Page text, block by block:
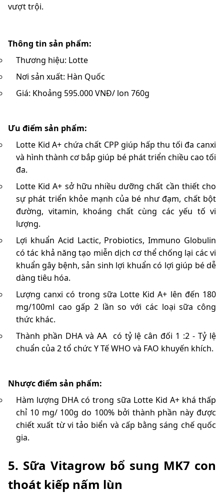
vượt trội.
Thông tin sản phẩm:
Thương hiệu: Lotte
Nơi sản xuất: Hàn Quốc
Giá: Khoảng 595.000 VNĐ/ lon 760g
Ưu điểm sản phẩm:
Lotte Kid A+ chứa chất CPP giúp hấp thu tối đa canxi
và hình thành cơ bắp giúp bé phát triển chiều cao tối
đa.
Lotte Kid A+ sở hữu nhiều dưỡng chất cần thiết cho
sự phát triển khỏe mạnh của bé như đạm, chất bột
đường, vitamin, khoáng chất cùng các yếu tố vi
lượng.
Lợi khuẩn Acid Lactic, Probiotics, Immuno Globulin
có tác khả năng tạo miễn dịch cơ thể chống lại các vi
khuẩn gây bệnh, sản sinh lợi khuẩn có lợi giúp bé dễ
dàng tiêu hóa.
Lượng canxi có trong sữa Lotte Kid A+ lên đến 180
mg/100ml cao gấp 2 lần so với các loại sữa công
thức khác.
Thành phần DHA và AA có tỷ lệ cân đối 1 :2 - Tỷ lệ
chuẩn của 2 tổ chức Y Tế WHO và FAO khuyến khích.
Nhược điểm sản phẩm:
Hàm lượng DHA có trong sữa Lotte Kid A+ khá thấp
chỉ 10 mg/ 100g do 100% bởi thành phần này được
chiết xuất từ vi tảo biển và cấp bằng sáng chế quốc
gia.
5. Sữa Vitagrow bổ sung MK7 con
thoát kiếp nấm lùn